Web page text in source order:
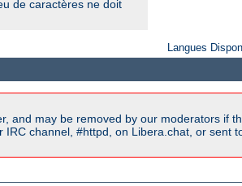
de caractères ne doit
Langues
and may be removed by our moderators if
channel, #httpd, on Libera.chat, or sent